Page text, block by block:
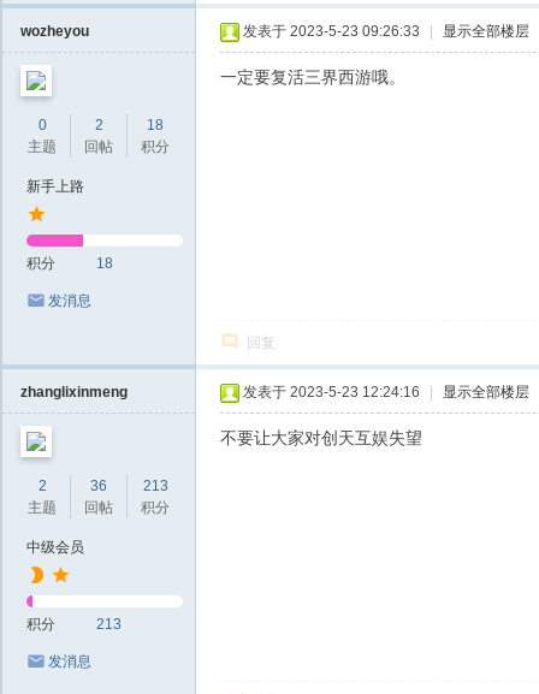
wozheyou
0
主题
2
回帖
18
积分
新手上路
积分 18
发消息
发表于 2023-5-23 09:26:33 显示全部楼层
一定要复活三界西游哦。
回复
zhanglixinmeng
2
主题
36
回帖
213
积分
中级会员
积分 213
发消息
发表于 2023-5-23 12:24:16 显示全部楼层
不要让大家对创天互娱失望